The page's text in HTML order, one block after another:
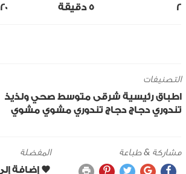
2
5 ‎دقيقة
20 ‎دقيقة
التصنيفات
اطباق رئيسية شرقى متوسط صحي ولذيذ
تندوري دجاج دجاج تندوري مشوي مشوي
مشاركة & طباعة المفضلة